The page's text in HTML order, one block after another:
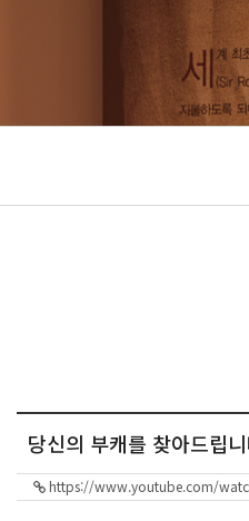
당신의 부캐를 찾아드립
https://www.youtube.com/